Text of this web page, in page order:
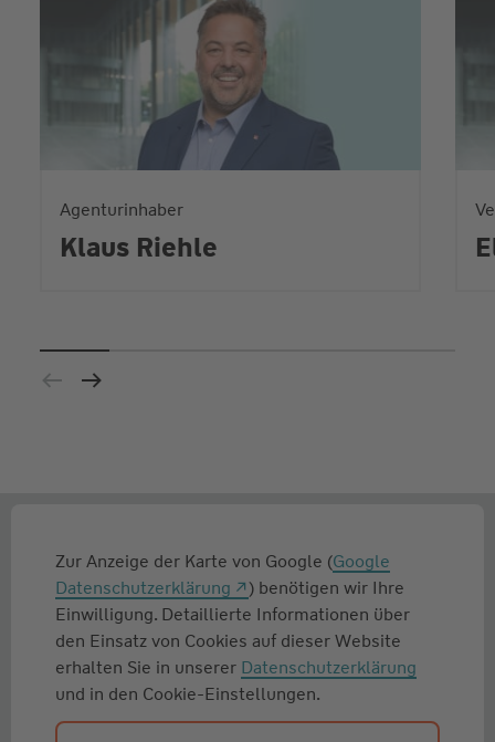
Agenturinhaber
Klaus Riehle
Zur Anzeige der Karte von Google (Google
Datenschutzerklärung
) benötigen wir Ihre
Einwilligung. Detaillierte Informationen über
den Einsatz von Cookies auf dieser Website
erhalten Sie in unserer Datenschutzerklärung
und in den Cookie-Einstellungen.